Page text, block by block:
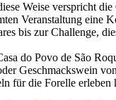
Weise verspricht
Veranstaltung eine
bis zur Challenge,
do Povo de São
Geschmackswein
für die Forelle erleben